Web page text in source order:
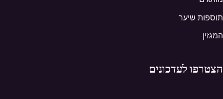
תוספות שיער
המגזין
הצטרפו לעדכונים